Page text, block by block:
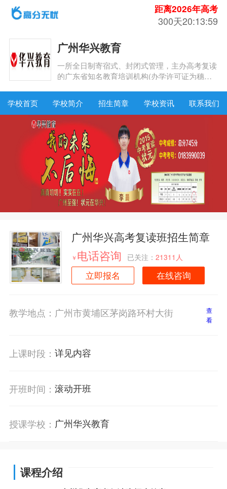
距离2026年高考
300天20:13:58
广州华兴教育
一所全日制寄宿式、封闭式管理，主办高考复读
的广东省知名教育培训机构(办学许可证为穗天
学校首页
学校简介 招生简章 学校资讯 联系我们
广州华兴高考复读班招生简章
￥电话咨询 已关注： 21311人
立即报名 在线咨询
教学地点： 广州市黄埔区茅岗路环村大街
查
看
上课时段： 详见内容
开班时间： 滚动开班
授课学校： 广州华兴教育
课程介绍